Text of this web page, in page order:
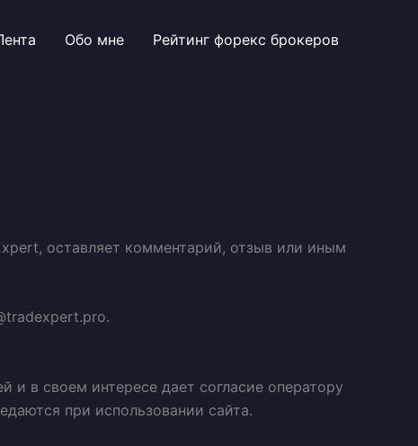
Обо мне Рейтинг форекс брокеров
оставляет комментарий, отзыв или иным
и в своем интересе дает согласие оператору
при использовании сайта.